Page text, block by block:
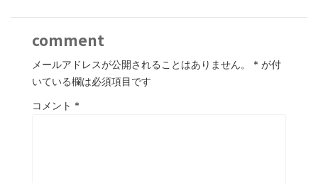
comment
メールアドレスが公開されることはありません。 * が付
いている欄は必須項目です
コメント *